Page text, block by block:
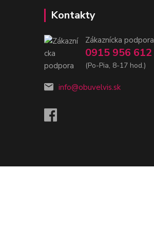
Kontakty
Zákaznícka podpora
0915 956 612
(Po-Pia, 8-17 hod.)
info@obuvelvis.sk